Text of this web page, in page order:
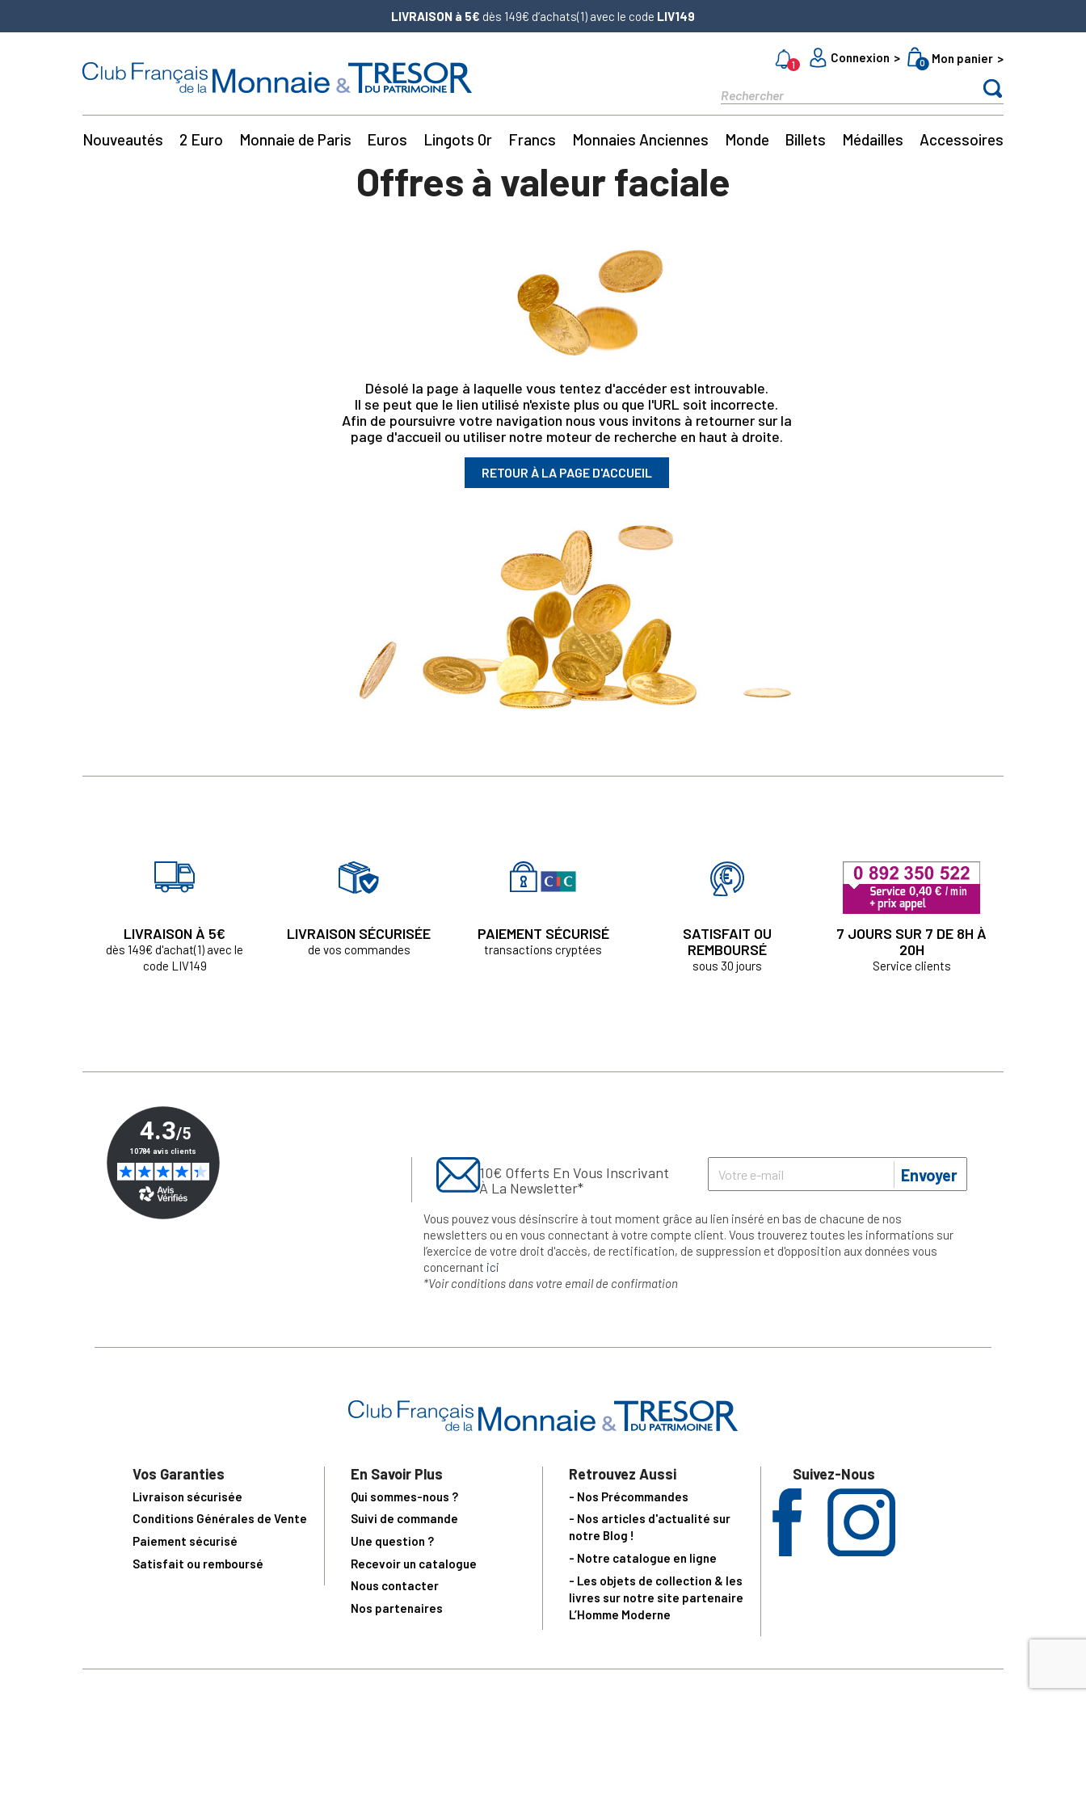
LIVRAISON à 5€ dès 149€ d’achats(1) avec le code LIV149
1
Connexion 0 Mon panier
Nouveautés 2 Euro Monnaie de Paris Euros Lingots Or Francs Monnaies Anciennes Monde Billets Médailles Accessoires
Offres à valeur faciale
Désolé la page à laquelle vous tentez d'accéder est introuvable.
Il se peut que le lien utilisé n'existe plus ou que l'URL soit incorrecte.
Afin de poursuivre votre navigation nous vous invitons à retourner sur la
page d'accueil ou utiliser notre moteur de recherche en haut à droite.
RETOUR À LA PAGE D'ACCUEIL
LIVRAISON À 5€
dès 149€ d'achat(1) avec le
code LIV149
LIVRAISON SÉCURISÉE
de vos commandes
PAIEMENT SÉCURISÉ
transactions cryptées
SATISFAIT OU
REMBOURSÉ
sous 30 jours
7 JOURS SUR 7 DE 8H À
20H
Service clients
10€ Offerts En Vous Inscrivant
À La Newsletter*
Envoyer
Vous pouvez vous désinscrire à tout moment grâce au lien inséré en bas de chacune de nos
newsletters ou en vous connectant à votre compte client. Vous trouverez toutes les informations sur
l’exercice de votre droit d'accès, de rectification, de suppression et d'opposition aux données vous
concernant ici
*Voir conditions dans votre email de confirmation
Vos Garanties
Livraison sécurisée
Conditions Générales de Vente
Paiement sécurisé
Satisfait ou remboursé
En Savoir Plus
Qui sommes-nous ?
Suivi de commande
Une question ?
Recevoir un catalogue
Nous contacter
Nos partenaires
Retrouvez Aussi
- Nos Précommandes
- Nos articles d'actualité sur
notre Blog !
- Notre catalogue en ligne
- Les objets de collection & les
livres sur notre site partenaire
L’Homme Moderne
Suivez-Nous